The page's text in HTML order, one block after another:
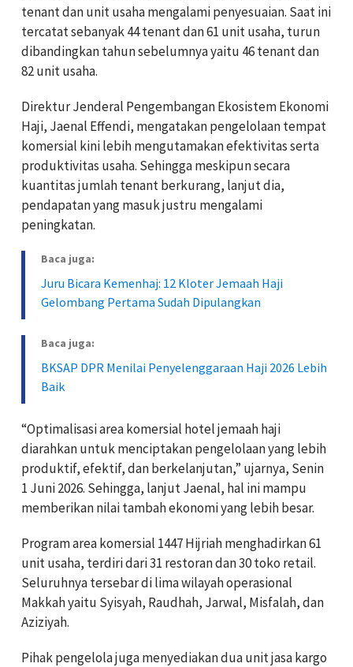
tenant dan unit usaha mengalami penyesuaian. Saat ini
tercatat sebanyak 44 tenant dan 61 unit usaha, turun
dibandingkan tahun sebelumnya yaitu 46 tenant dan
82 unit usaha.
Direktur Jenderal Pengembangan Ekosistem Ekonomi
Haji, Jaenal Effendi, mengatakan pengelolaan tempat
komersial kini lebih mengutamakan efektivitas serta
produktivitas usaha. Sehingga meskipun secara
kuantitas jumlah tenant berkurang, lanjut dia,
pendapatan yang masuk justru mengalami
peningkatan.
Baca juga:
Juru Bicara Kemenhaj: 12 Kloter Jemaah Haji
Gelombang Pertama Sudah Dipulangkan
Baca juga:
BKSAP DPR Menilai Penyelenggaraan Haji 2026 Lebih
Baik
“Optimalisasi area komersial hotel jemaah haji
diarahkan untuk menciptakan pengelolaan yang lebih
produktif, efektif, dan berkelanjutan,” ujarnya, Senin
1 Juni 2026. Sehingga, lanjut Jaenal, hal ini mampu
memberikan nilai tambah ekonomi yang lebih besar.
Program area komersial 1447 Hijriah menghadirkan 61
unit usaha, terdiri dari 31 restoran dan 30 toko retail.
Seluruhnya tersebar di lima wilayah operasional
Makkah yaitu Syisyah, Raudhah, Jarwal, Misfalah, dan
Aziziyah.
Pihak pengelola juga menyediakan dua unit jasa kargo